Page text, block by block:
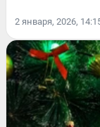
2 января, 2026,